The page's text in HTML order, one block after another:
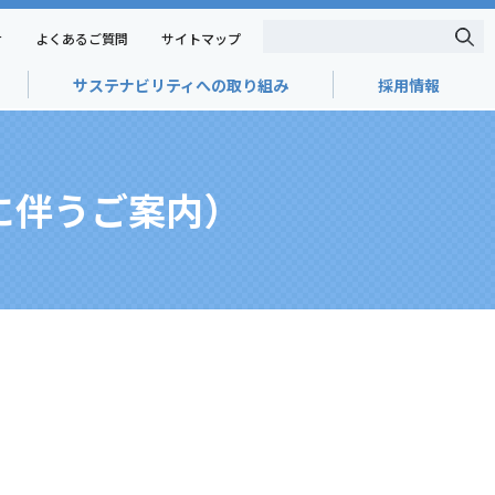
よくあるご質問 サイトマップ
サステナビリティへの取り組み 採用情報
うご案内）